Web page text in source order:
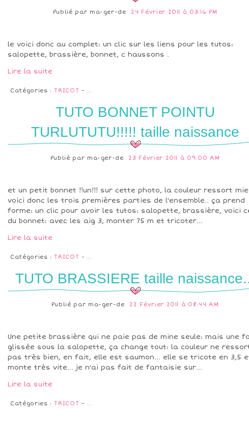
Publié par ma-ger-de 24 Février 2011 à 03:16 PM
le voici donc au complet: un clic sur les liens pour les tutos:
salopette, brassière, bonnet, c haussons .
Lire la suite
Catégories : TRICOT - …
TUTO BONNET POINTU
TURLUTUTU!!!!! taille naissance
Publié par ma-ger-de 23 Février 2011 à 09:00 AM
et un petit bonnet !!un!!! sur cette photo, la couleur ressort
voici donc les trois premières parties de l'ensemble.. ça prend
forme: un clic pour avoir les tutos: salopette, brassière, voici
du bonnet: avec les aig 3, monter 75 m et tricoter...
Lire la suite
Catégories : TRICOT - …
TUTO BRASSIERE taille
Publié par ma-ger-de 22 Février 2011 à 08:44 AM
Une petite brassière qui ne paie pas de mine seule: mais une
glissée sous la salopette, ça change tout: la couleur ne
pas très bien, en fait, elle est saumon... elle se tricote en 3,5
monte très vite... je n'ai pas fait de fantaisie sur...
Lire la suite
Catégories : TRICOT - …